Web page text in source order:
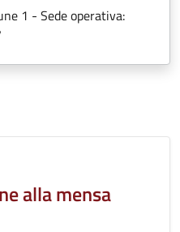
1 - Sede operativa:
alla mensa